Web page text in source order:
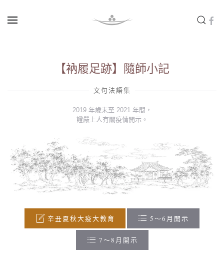
【衲履足跡】隨師小記
文句法語集
2019 年歲末至 2021 年間，
證嚴上人有關疫情開示。
辛丑夏秋大疫大教育 5～6月開示
7～8月開示